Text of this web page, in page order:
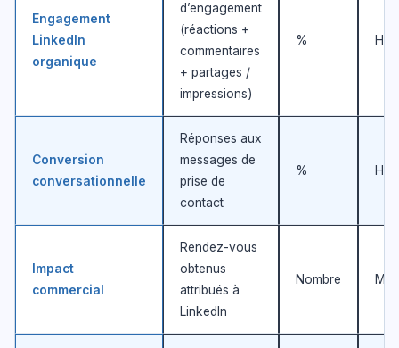
Engagement
LinkedIn
organique
d’engagement
(réactions +
commentaires
+ partages /
impressions)
%
Conversion
conversationnelle
Réponses aux
messages de
prise de
contact
%
Impact
commercial
Rendez-vous
obtenus
attribués à
LinkedIn
Nombre